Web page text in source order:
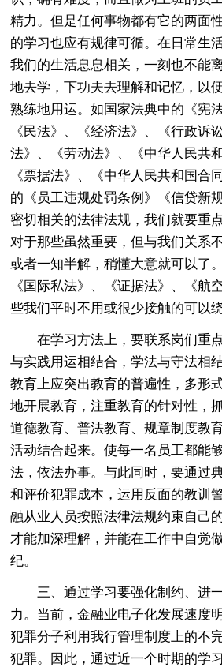
精力。但是任何事物都有它的两面
的学习也应有规律可循。在日常生
我们的生活息息相关，一刻也不能
地去学，下功夫去理解和记忆，以
熟练地用运。如国家法典中的《宪
《民法》、《经济法》、《行政诉
法》、《劳动法》、《中华人民共
《票据法》、《中华人民共和国合
的《员工违规处罚条例》《信贷新
密切相关的法律法规，我们就要重
对于那些虽然重要，但与我们关系
或者一知半解，稍懂大意就可以了
《国际私法》、《证据法》、《航
些我们平时不用或很少接触的可以
在学习方法上，要联系岗们重
与实践用运相结合，学法与守法相
教育上应突出教育的普遍性，多形
地开展教育，注重教育的针对性，
道德教育、普法教育、规章制度教
活动结合起来。使每一名员工都能
法，依法办事。与此同时，要通过
和评价犯罪成本，运用反面的教训
融从业人员按照法律法规约束自己
才能加深理解，并能在工作中自觉
纪。
三、通过学习要强化制约、进
力。当前，金融业电子化发展速度
犯罪分子利用我行管理制度上的不
犯罪。因此，通过近一个时期的学